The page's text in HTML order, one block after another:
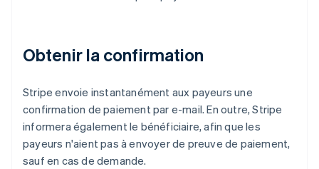
Obtenir la confirmation
Stripe envoie instantanément aux payeurs une
confirmation de paiement par e-mail. En outre, Stripe
informera également le bénéficiaire, afin que les
payeurs n'aient pas à envoyer de preuve de paiement,
sauf en cas de demande.